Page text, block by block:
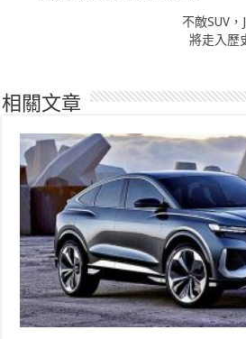
不敵SUV
將走入歷
相關文章